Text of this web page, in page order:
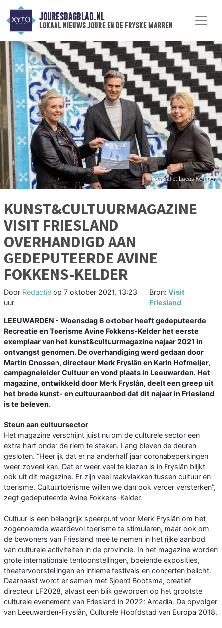
JOURESDAGBLAD.NL
lokaal nieuws joure en de fryske marren
KUNST&CULTUURMAGAZINE
VISIT FRIESLAND
OVERHANDIGD AAN
GEDEPUTEERDE AVINE
FOKKENS-KELDER
Door Redactie op 7 oktober 2021, 13:23
uur
Bron: Visit
Friesland
LEEUWARDEN - Woensdag 6 oktober heeft gedeputeerde
Recreatie en Toerisme Avine Fokkens-Kelder het eerste
exemplaar van het kunst&cultuurmagazine najaar 2021 in
ontvangst genomen. De overhandiging werd gedaan door
Martin Cnossen, directeur Merk Fryslân en Karin Hofmeijer,
campagneleider Cultuur en vond plaats in Leeuwarden. Het
magazine, ontwikkeld door Merk Fryslân, deelt een greep uit
het brede kunst- en cultuuraanbod dat dit najaar in Friesland
is te beleven.
Steun aan cultuursector
Het magazine verschijnt juist nu om de culturele sector een
extra hart onder de riem te steken. Lang bleven de deuren
gesloten. “Heerlijk dat er na anderhalf jaar coronabeperkingen
weer zoveel kan. Dat er weer veel te kiezen is in Fryslân blijkt
ook uit dit magazine. Er zijn veel raakvlakken tussen cultuur en
toerisme. Cultuurtoerisme willen we dan ook verder versterken”,
zegt gedeputeerde Avine Fokkens-Kelder.
Cultuur is een belangrijk speerpunt voor Merk Fryslân om het
zogenoemde waardevol toerisme te stimuleren, maar ook om
de bewoners van Friesland mee te nemen in het rijke aanbod
van culturele activiteiten in de provincie. In het magazine worden
grote internationale tentoonstellingen, boeiende exposities,
theatervoorstellingen en intieme festivals en concerten belicht.
Daarnaast wordt er samen met Sjoerd Bootsma, creatief
directeur LF2028, alvast een blik geworpen op het grootste
culturele evenement van Friesland in 2022: Arcadia. De opvolger
van Leeuwarden-Fryslân, Culturele Hoofdstad van Europa 2018.